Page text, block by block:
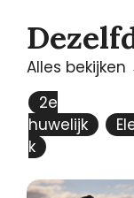
Alles bekijken
2e
huwelijk
k